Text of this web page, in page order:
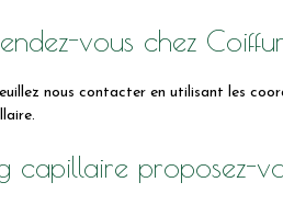
vous chez
nous contacter en utilisant les
capillaire proposez-